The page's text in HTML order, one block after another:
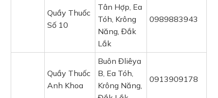
Quầy Thuốc
Số 10
Tân Hợp, Ea
Tóh, Krông
Năng, Đắk
Lắk
0989883943
Quầy Thuốc
Anh Khoa
Buôn Đliêya
B, Ea Tóh,
Krông Năng,
0913909178